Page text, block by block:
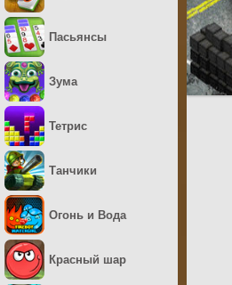
Пасьянсы
Зума
Тетрис
Танчики
Огонь и Вода
Красный шар